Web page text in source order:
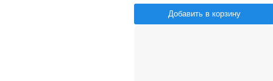
Добавить в корзину